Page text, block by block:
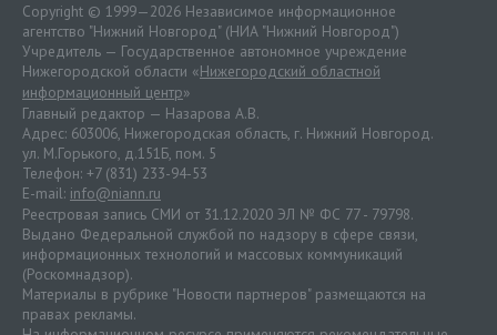
Copyright © 1999—2026 Независимое информационное
агентство "Нижний Новгород" (НИА "Нижний Новгород")
Учредитель — Государственное автономное учреждение
Нижегородской области «Нижегородский областной
информационный центр»
Главный редактор — Назарова А.В.
Адрес: 603006, Нижегородская область, г. Нижний Новгород.
ул. М.Горького, д.151Б, пом. 5
Телефон: +7 (831) 233-94-53
E-mail: info@niann.ru
Реестровая запись СМИ от 31.12.2020 ЭЛ № ФС 77 - 79798.
Выдано Федеральной службой по надзору в сфере связи,
информационных технологий и массовых коммуникаций
(Роскомнадзор).
Материалы в рубрике "Новости партнеров" размещаются на
правах рекламы.